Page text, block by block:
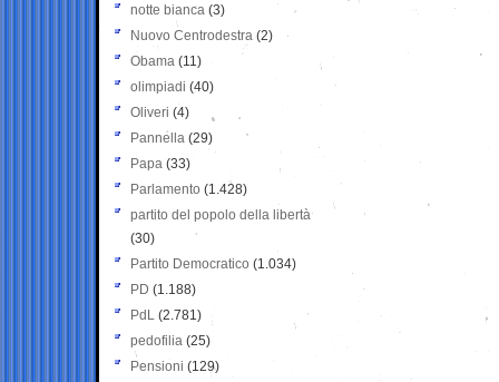
notte bianca (3)
Nuovo Centrodestra (2)
Obama (11)
olimpiadi (40)
Oliveri (4)
Pannella (29)
Papa (33)
Parlamento (1.428)
partito del popolo della libertà
(30)
Partito Democratico (1.034)
PD (1.188)
PdL (2.781)
pedofilia (25)
Pensioni (129)